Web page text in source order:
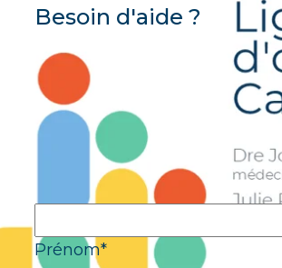
Besoin d'aide ?
Pour toute question
formation, veuillez remplir le
répondra rapidement.
» indique les champs
Prénom *
Prénom*